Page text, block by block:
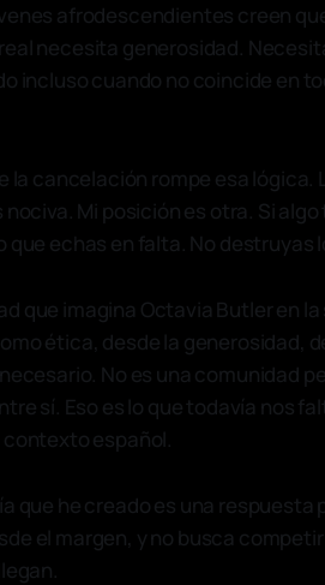
afrodescendientes creen
necesita generosidad.
incluso cuando no coincide en
la cancelación rompe esa lógica.
nociva. Mi posición es otra. Si
que echas en falta. No destruyas
que imagina Octavia Butler en
ética, desde la generosidad,
No es una comunidad
sí. Eso es lo que todavía nos
contexto español.
que he creado es una respuesta
el margen, y no busca